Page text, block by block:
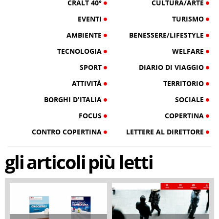
CRALT 40°
CULTURA/ARTE
EVENTI
TURISMO
AMBIENTE
BENESSERE/LIFESTYLE
TECNOLOGIA
WELFARE
SPORT
DIARIO DI VIAGGIO
ATTIVITÀ
TERRITORIO
BORGHI D'ITALIA
SOCIALE
FOCUS
COPERTINA
CONTRO COPERTINA
LETTERE AL DIRETTORE
gliarticolipiù letti